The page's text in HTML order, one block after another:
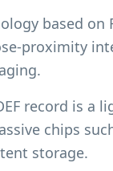
based
proximity
record is
chips
storage.